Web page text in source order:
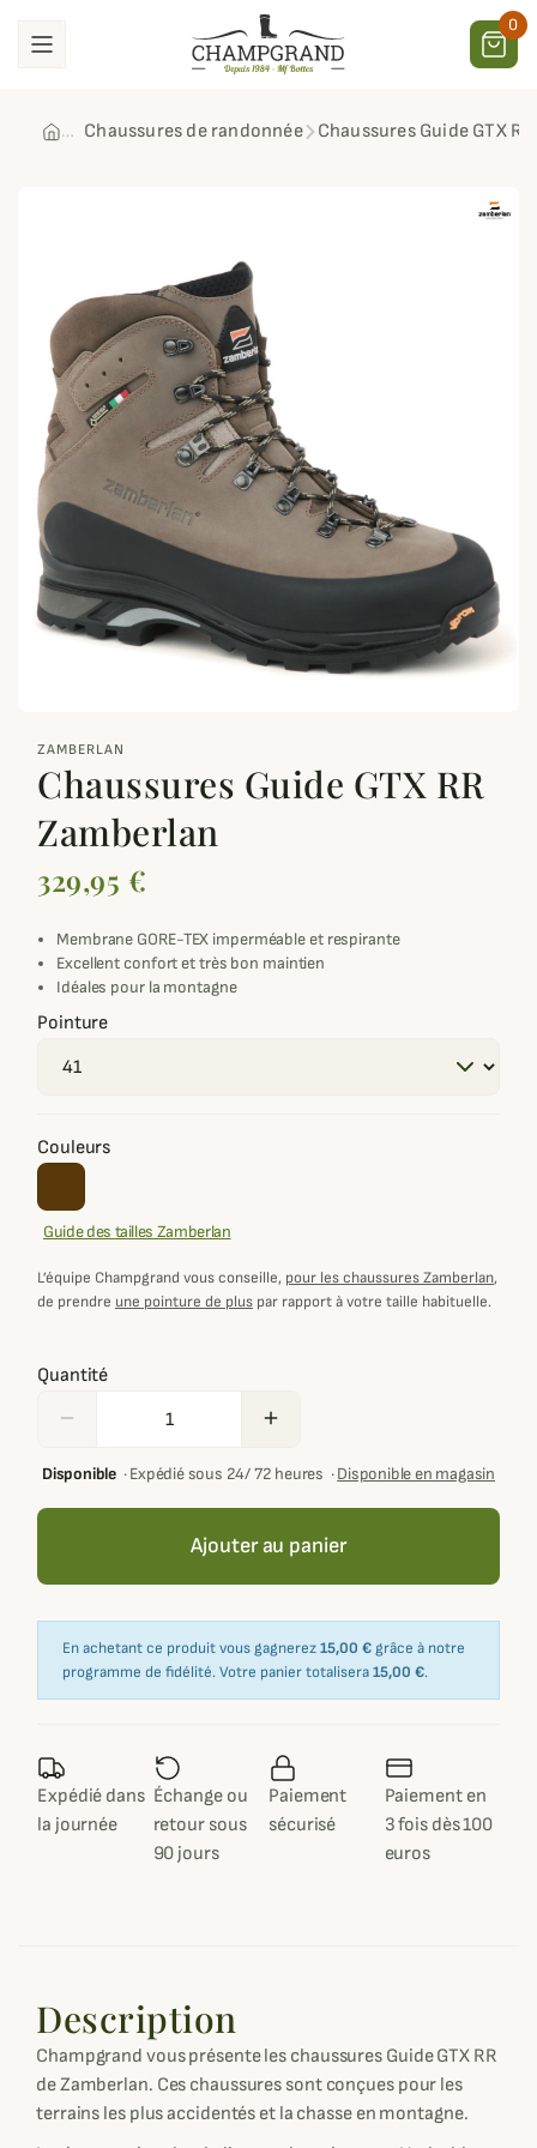
0
Chaussures de randonnée Chaussures Guide GTX
ZAMBERLAN
Chaussures Guide GTX RR
Zamberlan
329,95 €
Membrane GORE-TEX imperméable et respirante
Excellent confort et très bon maintien
Idéales pour la montagne
Pointure
Couleurs
Guide des tailles Zamberlan
L’équipe Champgrand vous conseille, pour les chaussures Zamberlan,
de prendre une pointure de plus par rapport à votre taille habituelle.
Quantité
remove add
Disponible·Expédié sous 24/ 72 heures ·Disponible en magasin
Ajouter au panier
En achetant ce produit vous gagnerez15,00 € grâce à notre
programme de fidélité. Votre panier totalisera15,00 €.
Expédié dans
la journée
Échange ou
retour sous
90 jours
Paiement
sécurisé
Paiement en
3 fois dès 100
euros
Description
Champgrand vous présente les chaussures Guide GTX RR
de Zamberlan. Ces chaussures sont conçues pour les
terrains les plus accidentés et la chasse en montagne.